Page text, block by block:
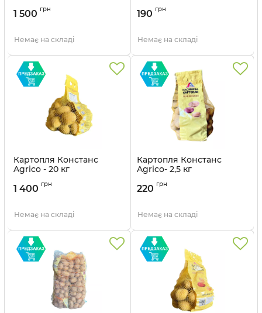
1 500 грн
Немає на складі
190 грн
Немає на складі
Картопля Констанс
Agrico - 20 кг
1 400 грн
Немає на складі
Картопля Констанс
Agrico- 2,5 кг
220 грн
Немає на складі